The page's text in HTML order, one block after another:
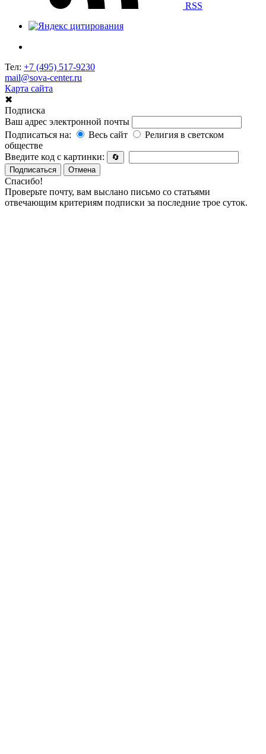
RSS
Тел: +7 (495) 517-9230
mail@sova-center.ru
Карта сайта
✖
Подписка
Ваш адрес электронной почты
Подписаться на:
Весь сайт
Религия в светском
обществе
Введите код с картинки:
🔄
Подписаться
Отмена
Спасибо!
Проверьте почту, вам выслано письмо со статьями
отвечающим критериям подписки за последние трое суток.